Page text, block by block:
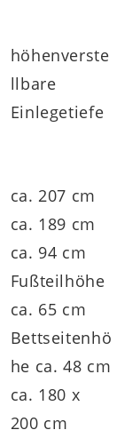
höhenverste
llbare
Einlegetiefe
ca. 207 cm
ca. 189 cm
ca. 94 cm
Fußteilhöhe
ca. 65 cm
Bettseitenhö
he ca. 48 cm
ca. 180 x
200 cm